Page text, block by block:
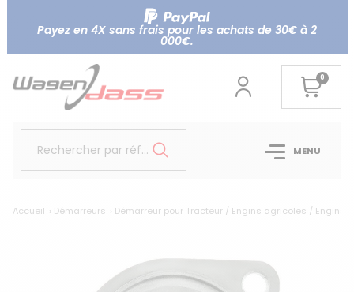
Payez en 4X sans frais pour les achats de 30€ à 2
000€.
0
Rechercher par référence... MENU
Accueil Démarreurs Démarreur pour Tracteur / Engins agricoles / Engins